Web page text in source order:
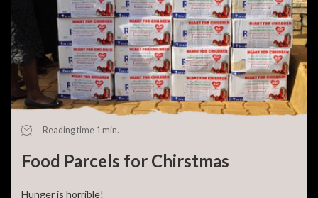
Reading time 1 min.
Food Parcels for Chirstmas
Hunger is horrible!